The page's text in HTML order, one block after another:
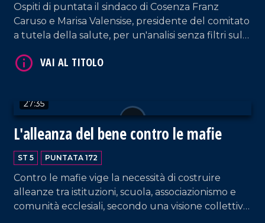
Ospiti di puntata il sindaco di Cosenza Franz
Caruso e Marisa Valensise, presidente del comitato
a tutela della salute, per un'analisi senza filtri sulla
27:35
L'alleanza del bene contro le mafie
ST 5 PUNTATA 172
Contro le mafie vige la necessità di costruire
alleanze tra istituzioni, scuola, associazionismo e
comunità ecclesiali, secondo una visione collettiva
VAI AL TITOLO
VAI AL TITOLO